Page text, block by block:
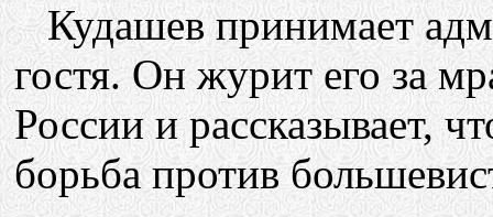
Кудашев принимает
гостя. Он журит его за
России и рассказывает,
борьба против